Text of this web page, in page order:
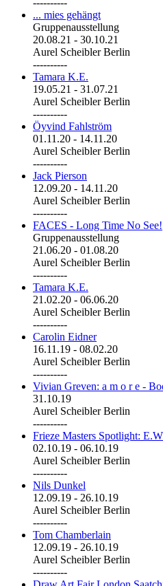
... mies gehängt
Gruppenausstellung
20.08.21 - 30.10.21
Aurel Scheibler Berlin
----------
Tamara K.E.
19.05.21 - 31.07.21
Aurel Scheibler Berlin
----------
Öyvind Fahlström
01.11.20 - 14.11.20
Aurel Scheibler Berlin
----------
Jack Pierson
12.09.20 - 14.11.20
Aurel Scheibler Berlin
----------
FACES - Long Time No See!
Gruppenausstellung
21.06.20 - 01.08.20
Aurel Scheibler Berlin
----------
Tamara K.E.
21.02.20 - 06.06.20
Aurel Scheibler Berlin
----------
Carolin Eidner
16.11.19 - 08.02.20
Aurel Scheibler Berlin
----------
Vivian Greven: a m o r e -
31.10.19
Aurel Scheibler Berlin
----------
Frieze Masters Spotlight:
02.10.19 - 06.10.19
Aurel Scheibler Berlin
----------
Nils Dunkel
12.09.19 - 26.10.19
Aurel Scheibler Berlin
----------
Tom Chamberlain
12.09.19 - 26.10.19
Aurel Scheibler Berlin
----------